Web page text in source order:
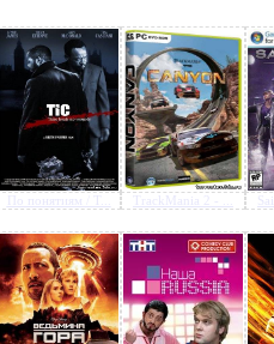
По понятиям / T... TrackMania 2 - ...